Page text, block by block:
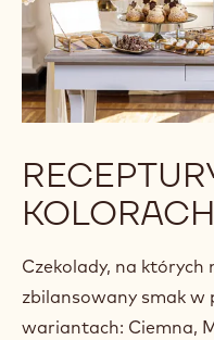
Czekolady, na których
zbilansowany smak w
wariantach: Ciemna,